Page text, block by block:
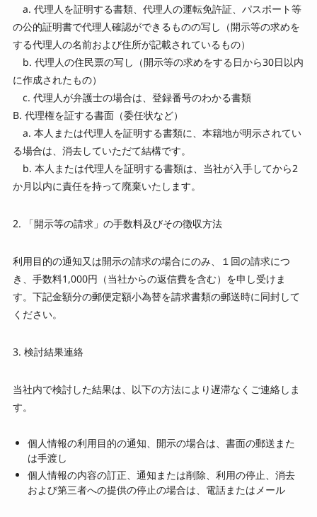
a. 代理人を証明する書類、代理人の運転免許証、パスポート等
の公的証明書で代理人確認ができるものの写し（開示等の求めを
する代理人の名前および住所が記載されているもの）
b. 代理人の住民票の写し（開示等の求めをする日から30日以内
に作成されたもの）
c. 代理人が弁護士の場合は、登録番号のわかる書類
B. 代理権を証する書面（委任状など）
a. 本人または代理人を証明する書類に、本籍地が明示されてい
る場合は、消去していただて結構です。
b. 本人または代理人を証明する書類は、当社が入手してから2
か月以内に責任を持って廃棄いたします。
2. 「開示等の請求」の手数料及びその徴収方法
利用目的の通知又は開示の請求の場合にのみ、１回の請求につ
き、手数料1,000円（当社からの返信費を含む）を申し受けま
す。下記金額分の郵便定額小為替を請求書類の郵送時に同封して
ください。
3. 検討結果連絡
当社内で検討した結果は、以下の方法により遅滞なくご連絡しま
す。
個人情報の利用目的の通知、開示の場合は、書面の郵送また
は手渡し
個人情報の内容の訂正、通知または削除、利用の停止、消去
および第三者への提供の停止の場合は、電話またはメール